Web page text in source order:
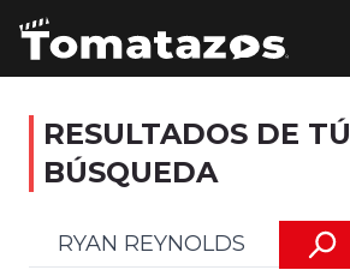
RESULTADOS DE TÚ
BÚSQUEDA